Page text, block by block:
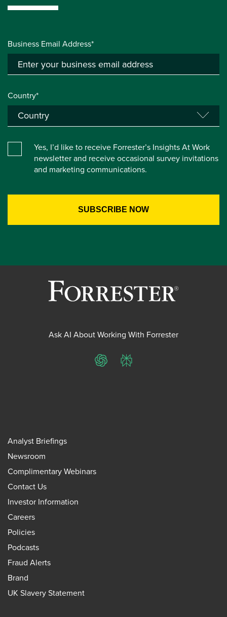
Business Email Address*
Country*
Yes, I’d like to receive Forrester’s Insights At Work
newsletter and receive occasional survey invitations
and marketing communications.
Ask AI About Working With Forrester
ChatGPTPerplexity
Analyst Briefings
Newsroom
Complimentary Webinars
Contact Us
Investor Information
Careers
Policies
Podcasts
Fraud Alerts
Brand
UK Slavery Statement